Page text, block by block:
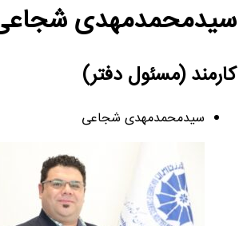
سیدمحمدمهدی
کارمند (مسئول دفتر)
سیدمحمدمهدی شجاعی